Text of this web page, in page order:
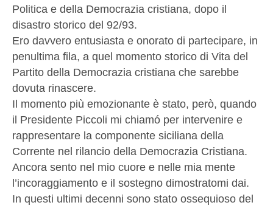
Politica e della Democrazia cristiana, dopo il
disastro storico del 92/93.
Ero davvero entusiasta e onorato di partecipare, in
penultima fila, a quel momento storico di Vita del
Partito della Democrazia cristiana che sarebbe
dovuta rinascere.
Il momento più emozionante è stato, però, quando
il Presidente Piccoli mi chiamó per intervenire e
rappresentare la componente siciliana della
Corrente nel rilancio della Democrazia Cristiana.
Ancora sento nel mio cuore e nelle mia mente
l’incoraggiamento e il sostegno dimostratomi dai.
In questi ultimi decenni sono stato ossequioso del